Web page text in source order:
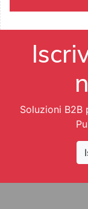
Soluzioni B2B